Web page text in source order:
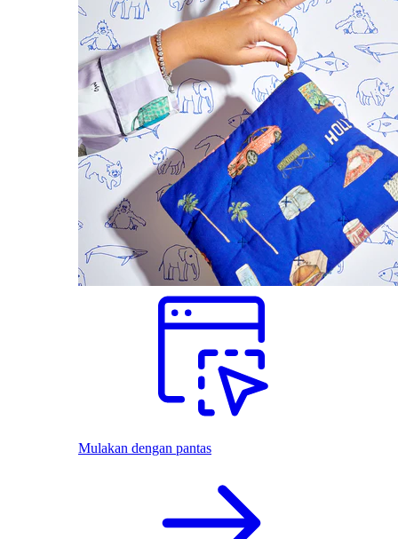
Mulakan dengan pantas